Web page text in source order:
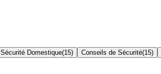
Sécurité Domestique(15) Conseils de Sécurité(15)